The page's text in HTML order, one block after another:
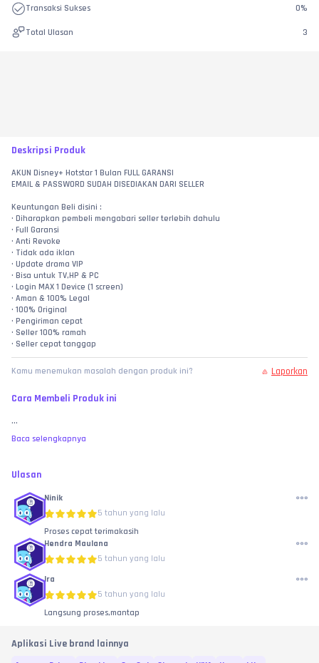
Transaksi Sukses 0%
Total Ulasan 3
Deskripsi Produk
AKUN Disney+ Hotstar 1 Bulan FULL GARANSI
EMAIL & PASSWORD SUDAH DISEDIAKAN DARI SELLER
Keuntungan Beli disini :
• Diharapkan pembeli mengabari seller terlebih dahulu
• Full Garansi
• Anti Revoke
• Tidak ada iklan
• Update drama VIP
• Bisa untuk TV,HP & PC
• Login MAX 1 Device (1 screen)
• Aman & 100% Legal
• 100% Original
• Pengiriman cepat
• Seller 100% ramah
• Seller cepat tanggap
Kamu menemukan masalah dengan produk ini? Laporkan
Cara Membeli Produk ini
...
Baca selengkapnya
Ulasan
Ninik
5 tahun yang lalu
Proses cepat terimakasih
Hendra Maulana
5 tahun yang lalu
Ira
5 tahun yang lalu
Langsung proses,mantap
Aplikasi Live brand lainnya